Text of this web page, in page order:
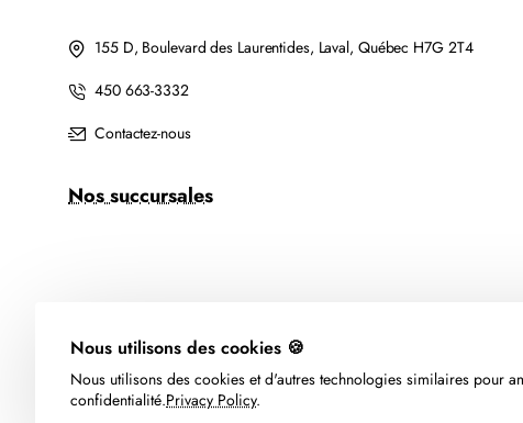
Nous utilisons des cookies 🍪
Nous utilisons des cookies et d'autres technologies similaires pour
confidentialité.Privacy Policy.
155 D, Boulevard des Laurentides, Laval, Québec H7G 2T4
450 663-3332
Contactez-nous
Nos succursales